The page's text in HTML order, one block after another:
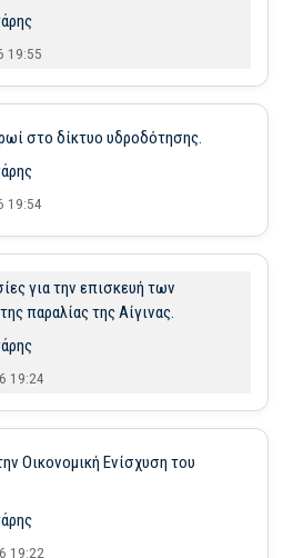
19:55
στο δίκτυο υδροδότησης.
19:54
για την επισκευή των
παραλίας της Αίγινας.
19:24
Οικονομική Ενίσχυση του
19:22